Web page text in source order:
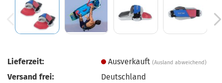
Lieferzeit: Ausverkauft(Ausland abweichend)
Versand frei:
Deutschland